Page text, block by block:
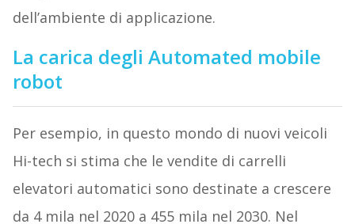
dell’ambiente di applicazione.
La carica degli Automated mobile
robot
Per esempio, in questo mondo di nuovi veicoli
Hi-tech si stima che le vendite di carrelli
elevatori automatici sono destinate a crescere
da 4 mila nel 2020 a 455 mila nel 2030. Nel